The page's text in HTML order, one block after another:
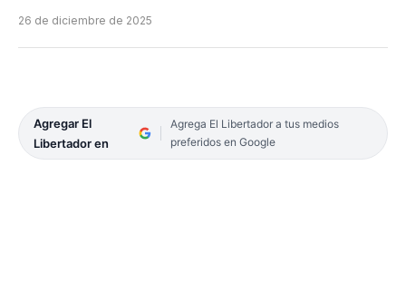
26 de diciembre de 2025
Agregar El
Libertador en
Agrega El Libertador a tus medios
preferidos en Google